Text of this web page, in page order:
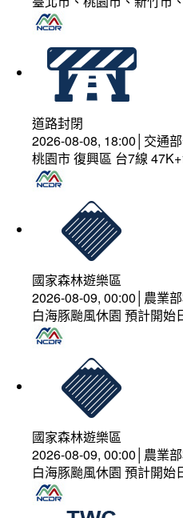
道路封閉
2026-08-08, 18:00│交通
桃園市 復興區 台7線
國家森林遊樂區
2026-08-09, 00:00│農業
白海豚颱風休園 預計開
國家森林遊樂區
2026-08-09, 00:00│農業
白海豚颱風休園 預計開